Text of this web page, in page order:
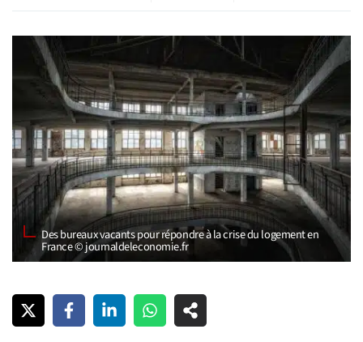
Des bureaux vacants pour répondre à la crise du logement en
France © journaldeleconomie.fr